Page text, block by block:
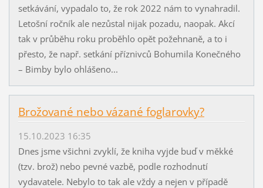
setkávání, vypadalo to, že rok 2022 nám to vynahradil.
Letošní ročník ale nezůstal nijak pozadu, naopak. Akcí
tak v průběhu roku proběhlo opět požehnaně, a to i
přesto, že např. setkání příznivců Bohumila Konečného
– Bimby bylo ohlášeno...
Brožované nebo vázané foglarovky?
15.10.2023 16:35
Dnes jsme všichni zvyklí, že kniha vyjde buď v měkké
(tzv. brož) nebo pevné vazbě, podle rozhodnutí
vydavatele. Nebylo to tak ale vždy a nejen v případě